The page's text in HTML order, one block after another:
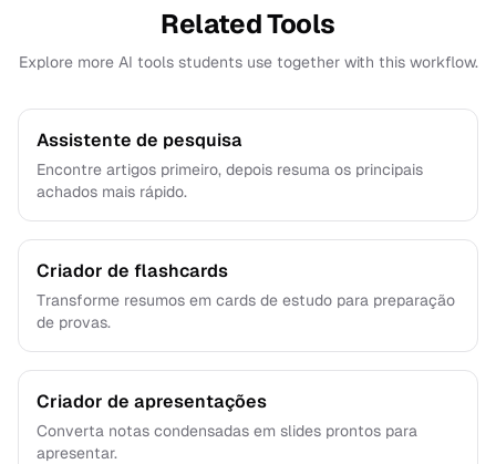
Related Tools
Explore more AI tools students use together with this workflow.
Assistente de pesquisa
Encontre artigos primeiro, depois resuma os principais
achados mais rápido.
Criador de flashcards
Transforme resumos em cards de estudo para preparação
de provas.
Criador de apresentações
Converta notas condensadas em slides prontos para
apresentar.